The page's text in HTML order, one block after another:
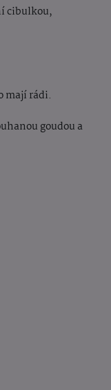
cibulkou,
mají rádi.
goudou a